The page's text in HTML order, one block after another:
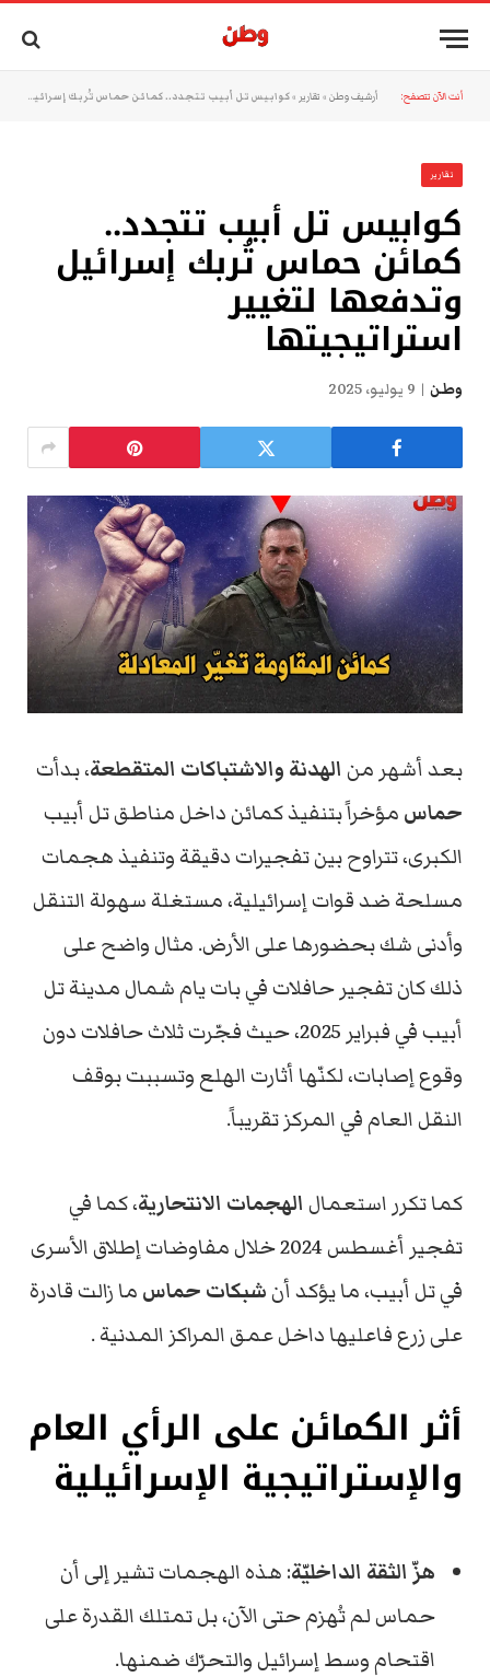
أنت الآن تتصفح: أرشيف وطن » تقارير »كوابيس تل أبيب تتجدد.. كمائن حماس تُربك إسرائيل وتدفعها لتغيير استراتيجيتها
تقارير
كوابيس تل أبيب تتجدد..
كمائن حماس تُربك إسرائيل
وتدفعها لتغيير
استراتيجيتها
وطن 9 يوليو، 2025
بعد أشهر من الهدنة والاشتباكات المتقطعة، بدأت
حماس مؤخراً بتنفيذ كمائن داخل مناطق تل أبيب
الكبرى، تتراوح بين تفجيرات دقيقة وتنفيذ هجمات
مسلحة ضد قوات إسرائيلية، مستغلة سهولة التنقل
وأدنى شك بحضورها على الأرض. مثال واضح على
ذلك كان تفجير حافلات في بات يام شمال مدينة تل
أبيب في فبراير 2025، حيث فجّرت ثلاث حافلات دون
وقوع إصابات، لكنّها أثارت الهلع وتسببت بوقف
النقل العام في المركز تقريباً.
كما تكرر استعمال الهجمات الانتحارية، كما في
تفجير أغسطس 2024 خلال مفاوضات إطلاق الأسرى
في تل أبيب، ما يؤكد أنشبكات حماس ما زالت قادرة
على زرع فاعليها داخل عمق المراكز المدنية .
أثر الكمائن على الرأي العام
والإستراتيجية الإسرائيلية
هزّ الثقة الداخليّة: هذه الهجمات تشير إلى أن
حماس لم تُهزم حتى الآن، بل تمتلك القدرة على
اقتحام وسط إسرائيل والتحرّك ضمنها.